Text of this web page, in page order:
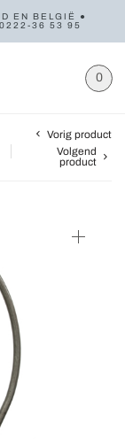
EN BELGIË ●
0222-36 53 95
0
Vorig product
Volgend
product